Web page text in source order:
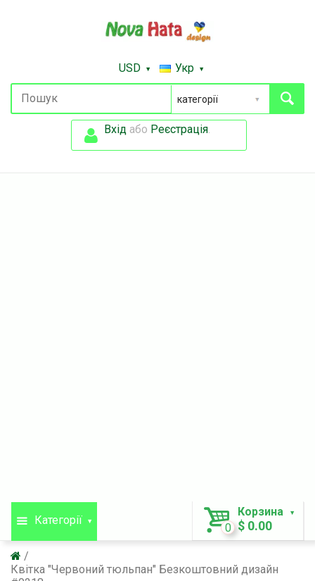
USD Укр
Вхід або Реєстрація
Категорії
Корзина
0 $ 0.00
Квітка "Червоний тюльпан" Безкоштовний дизайн